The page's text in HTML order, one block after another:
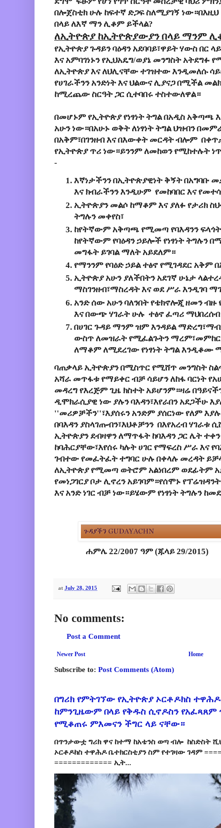
በሎጀስቲክ ሁሉ ከፍተኛ ድጋፍ ስለሚያገኝ
በላይ ለእኛ ማን ሊቆም ይችላል?
ለኢትዮጵያ ከኢትዮጵያውያን በላይ ማንም
የኢትዮጵያ ጉዳይን ባዕዳን አደባባይ፣ዋይት ሃውስ በር
እና አምባገነኑን የኢህአዴግ/ወያኔ መንግስት አትደግፉ
ለኢትዮጵያ እና ለህሊናቸው ተገዝተው እንዲመለሱ
የሀገራችንን አንድነት እና ህልውና ሊያናጋ በሚችል
ከሚረጨው ስርዓት ጋር ሲተባበሩ ተስተውለዋል።
በመሆኑም የኢትዮጵያ የነፃነት ትግል በአዲስ አቅጣጫ
አሁን ነው።በአሁኑ ወቅት ለነፃነት ትግል ህዝብን
በአቅም፣በገንዘብ እና በእውቀት መርዳት ብሎም
የኢትዮጵያ ጥሪ ነው።ይንንም ለመከወን የሚከተሉት
-
እኛነታችንን በኢትዮጵያዊነት ቅኝት በአግባቡ
እና ክብራችንን እንዲሁም የመከባበር እና
ኢትዮጵያን መልሶ ከማቆም እና ያለፉ የታሪክ
ትግሉን መቀየስ፣
ከየትኛውም አቅጣጫ የሚመጣ የባእዳንን
ከየትኛውም የባዕዳን ኃይሎች የነፃነት ትግሉን
መግፋት ይገባል ማለት አይደለም።
የማንንም የባዕድ ኃይል ተፅኖ የሚገዳደር አቅም
ኢትዮጵያ አሁን ያለችበትን አደገኛ ሁኔታ
ማስገንዘብ፣ማስረዳት እና ወደ ሥራ እንዲገባ
አንድ ሰው አሁን ባለንበት የቴክኖሎጂ ዘመን
እና በውጭ ሃገራት ሁሉ ተፅኖ ፈጣሪ
በሀገር ጉዳይ ማንም ዝም እንዳይል
ውስጥ ለመዝራት የሚፈልጉትን ማረም፣መምከር
ለማቆም ለሚደረገው የነፃነት ትግል
ባጠቃላይ ኢትዮጵያን በሚስጥር የሚሸጥ መንግስት
አሻራ መጥፋቱ የማይቀር ብቻ ሳይሆን ለከፋ ባርነት
መዳረግ የእረጅም ጊዜ ክስተት አይሆንም።ዛሬ
ዲሞክራሲያዊ ነው ያሉን ባእዳን፣እየራበን አደጋችሁ
''መሪዎቻችን''፣እያሰሩን አንድም ያሰርነው የለም እያሉ
በባእዳን ያስላገጡብን፣እህቶቻንን በእየአረብ
ኢትዮጵያን ደብዛዋን ለማጥፋት ከባእዳን ጋር ሌት
ከባሕርያቸው፣እየሰሩ ካሉት ሀገር የማፍረስ ሥራ እና
ገብተው የመፈትፈት ተግባር ሁሉ በቀላሉ መረዳት
ለኢትዮጵያ የሚመጣ ወትሮም አልነበረም ወደፊትም
የመነጋገርያ ቦታ ሊኖረን አይገባም።የሰሞኑ
እና አንድ ነገር ብቻ ነው።ይሄውም የነፃነት ትግሉን
ሐምሌ 22/2007 ዓም (ጁላይ 29/2015)
at July 28, 2015
No comments:
Post a Comment
Newer Post Home
Subscribe to: Post Comments (Atom)
በግሪክ የምትገኘው የኢትዮጵያ ኦርቶዶክስ
ከምንጊዜውም በላይ የቅዱስ ሲኖዶስን የአፈጻጸም
የሚቆጠሩ ምእመናን ችግር ላይ ናቸው።
በጥንታውቷ ግሪክ ዋና ከተማ ከአቴንስ ወጣ ብሎ ከስድስት
ኦርቶዶክስ ተዋሕዶ ቤተክርስቲያን ስም የተገዛው ገዳም
============= ኢት...